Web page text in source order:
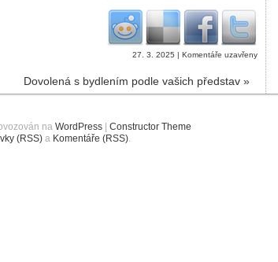
27. 3. 2025 | Komentáře uzavřeny
Dovolená s bydlením podle vašich představ »
na WordPress
Constructor Theme
(RSS)a Komentáře (RSS).